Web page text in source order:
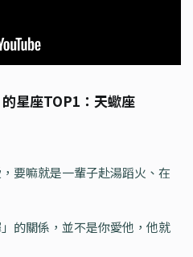
星座TOP1：天蠍座
要嘛就是一輩子赴湯蹈火、在
的關係，並不是你愛他，他就